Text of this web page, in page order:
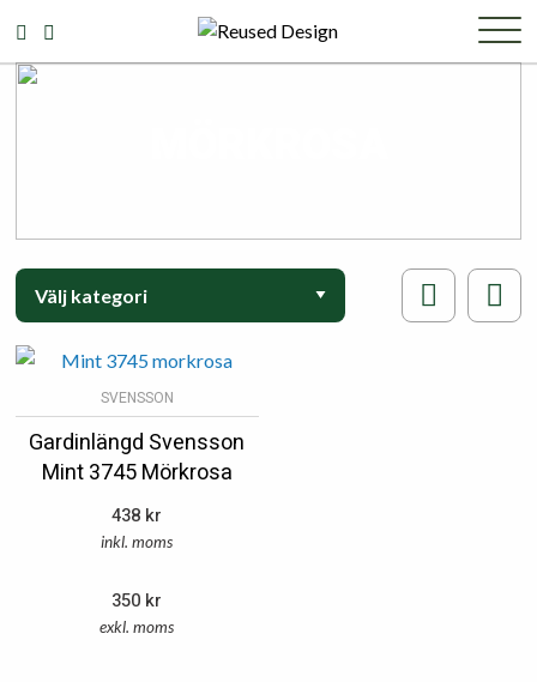
SVENSSON
Gardinlängd Svensson
Mint 3745 Mörkrosa
438 kr
inkl. moms
350 kr
exkl. moms